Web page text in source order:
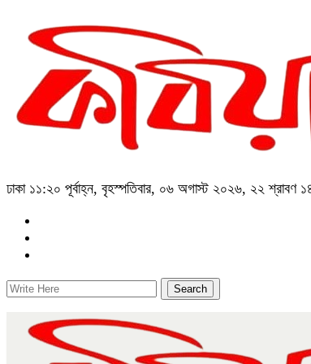
ঢাকা ১১:২০ পূর্বাহ্ন, বৃহস্পতিবার, ০৬ অগাস্ট ২০২৬, ২২ শ্রাবণ